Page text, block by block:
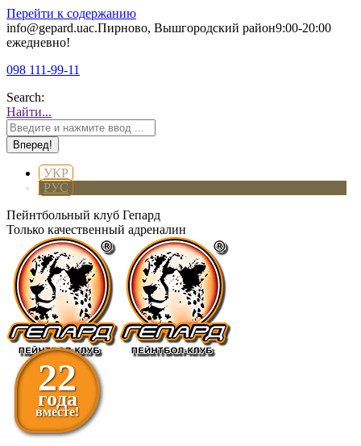
Перейти к содержанию
info@gepard.uaс.Пирново, Вышгородский район9:00-20:00
ежедневно!
098 111-99-11
Search:
Найти...
УКР
РУС
Пейнтбольный клуб Гепард
Только качественный адреналин
22
года
вместе!